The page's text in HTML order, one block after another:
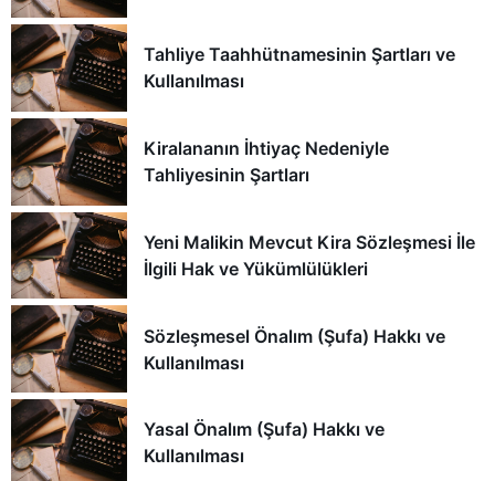
Tahliye Taahhütnamesinin Şartları ve
Kullanılması
Kiralananın İhtiyaç Nedeniyle
Tahliyesinin Şartları
Yeni Malikin Mevcut Kira Sözleşmesi İle
İlgili Hak ve Yükümlülükleri
Sözleşmesel Önalım (Şufa) Hakkı ve
Kullanılması
Yasal Önalım (Şufa) Hakkı ve
Kullanılması